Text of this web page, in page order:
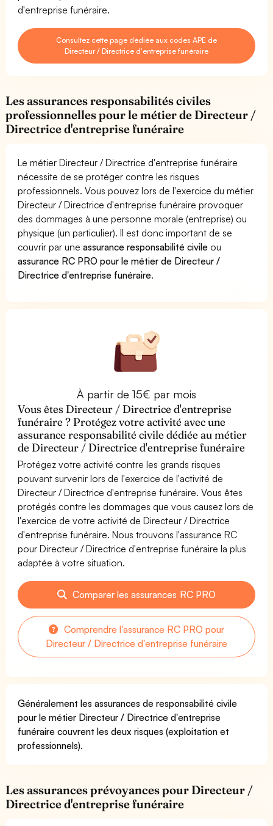
d'entreprise funéraire.
Consultez cette page dédiée aux codes APE de
Directeur / Directrice d'entreprise funéraire
Les assurances responsabilités civiles
professionnelles pour le métier de Directeur /
Directrice d'entreprise funéraire
Le métier Directeur / Directrice d'entreprise funéraire
nécessite de se protéger contre les risques
professionnels. Vous pouvez lors de l'exercice du métier
Directeur / Directrice d'entreprise funéraire provoquer
des dommages à une personne morale (entreprise) ou
physique (un particulier). Il est donc important de se
couvrir par uneassurance responsabilité civile ou
assurance RC PRO pour le métier de Directeur /
Directrice d'entreprise funéraire.
À partir de 15€ par mois
Vous êtes Directeur / Directrice d'entreprise
funéraire ? Protégez votre activité avec une
assurance responsabilité civile dédiée au métier
de Directeur / Directrice d'entreprise funéraire
Protégez votre activité contre les grands risques
pouvant survenir lors de l'exercice de l'activité de
Directeur / Directrice d'entreprise funéraire. Vous êtes
protégés contre les dommages que vous causez lors de
l'exercice de votre activité de Directeur / Directrice
d'entreprise funéraire. Nous trouvons l'assurance RC
pour Directeur / Directrice d'entreprise funéraire la plus
adaptée à votre situation.
Comparer les assurances RC PRO
Comprendre l'assurance RC PRO pour
Directeur / Directrice d'entreprise funéraire
Généralement les assurances de responsabilité civile
pour le métier Directeur / Directrice d'entreprise
funéraire couvrent les deux risques (exploitation et
professionnels).
Les assurances prévoyances pour Directeur /
Directrice d'entreprise funéraire